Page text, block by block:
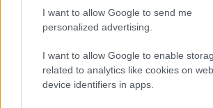
I want to allow Google to send me
personalized advertising.
I want to allow Google to enable
related to analytics like cookies on
device identifiers in apps.
William, Kate e i principini in Scozia
Francesca Lombardi · 2 Ago 2026
GAMING NEWS